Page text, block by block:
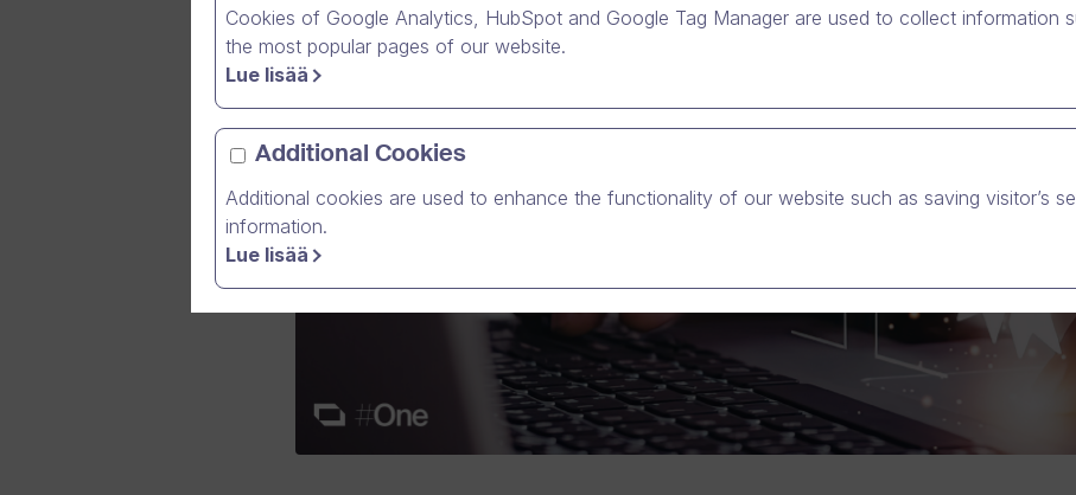
Cookies of Google Analytics, HubSpot and Google Tag Manager are used to collect information
the most popular pages of our website.
Lue lisää
Additional Cookies
Additional cookies are used to enhance the functionality of our website such as saving visitor’s
information.
Lue lisää